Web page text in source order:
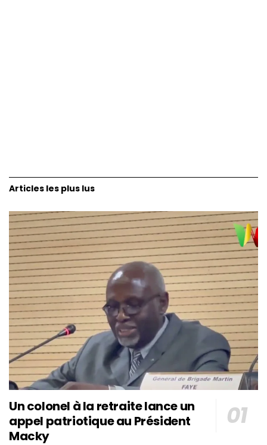
Articles les plus lus
Un colonel à la retraite lance un
appel patriotique au Président
Macky